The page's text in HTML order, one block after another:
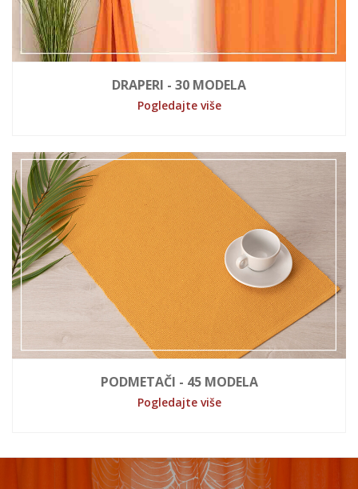
DRAPERI - 30 MODELA
Pogledajte više
PODMETAČI - 45 MODELA
Pogledajte više